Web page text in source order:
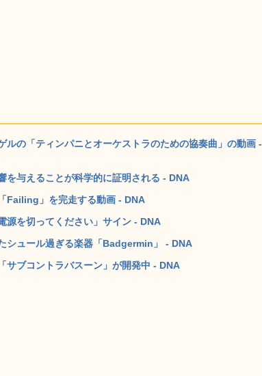
の「ティンパニとオーケストラのための協奏曲」の動画 -
を与えることが科学的に証明される - DNA
Failing」を完走する動画 - DNA
源を切ってください」サイン - DNA
シュール過ぎる楽器「Badgermin」 - DNA
サブコントラバスーン」が開発中 - DNA